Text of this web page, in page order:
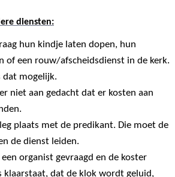
diensten:
hun kindje laten dopen, hun
of een rouw/afscheidsdienst in de kerk.
dat mogelijk.
niet aan gedacht dat er kosten aan
plaats met de predikant. Die moet de
de dienst leiden.
organist gevraagd en de koster
klaarstaat, dat de klok wordt geluid,